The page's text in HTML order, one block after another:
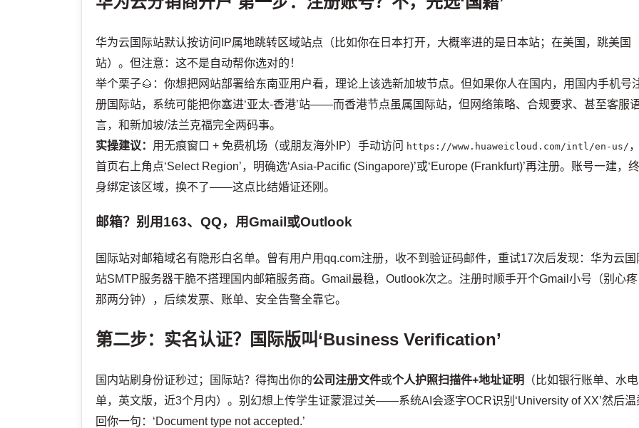
华为云国际站默认按访问IP属地跳转区域站点（比如你在日本打开，大概率进的是日本站；在美国，跳美国
站）。但注意：这不是自动帮你选对的！
举个栗子🌰：你想把网站部署给东南亚用户看，理论上该选新加坡节点。但如果你人在国内，用国内手机号
册国际站，系统可能把你塞进‘亚太-香港’站——而香港节点虽属国际站，但网络策略、合规要求、甚至客服
言，和新加坡/法兰克福完全两码事。
实操建议： 用无痕窗口 + 免费机场（或朋友海外IP）手动访问 https://www.huaweicloud.com/intl/en-us/
首页右上角点‘Select Region’，明确选‘Asia-Pacific (Singapore)’或‘Europe (Frankfurt)’再注册。账号一建，
身绑定该区域，换不了——这点比结婚证还刚。
邮箱？别用163、QQ，用Gmail或Outlook
国际站对邮箱域名有隐形白名单。曾有用户用qq.com注册，收不到验证码邮件，重试17次后发现：华为云国
站SMTP服务器干脆不搭理国内邮箱服务商。Gmail最稳，Outlook次之。注册时顺手开个Gmail小号（别心疼
那两分钟），后续发票、账单、安全告警全靠它。
第二步：实名认证？国际版叫‘Business Verification’
国内站刷身份证秒过；国际站？得掏出你的公司注册文件或个人护照扫描件+地址证明
（比如银行账单、水电
单，英文版，近3个月内）。别幻想上传学生证蒙混过关——系统AI会逐字OCR识别‘University of XX’然后温
回你一句：‘Document type not accepted.’